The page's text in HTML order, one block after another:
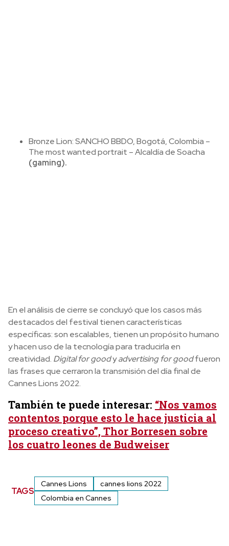
Bronze Lion: SANCHO BBDO, Bogotá, Colombia –
The most wanted portrait – Alcaldía de Soacha
(gaming).
En el análisis de cierre se concluyó que los casos más
destacados del festival tienen características
específicas: son escalables, tienen un propósito humano
y hacen uso de la tecnología para traducirla en
creatividad. Digital for goodyadvertising for goodfueron
las frases que cerraron la transmisión del día final de
Cannes Lions 2022.
También te puede interesar: “Nos vamos
contentos porque esto le hace justicia al
proceso creativo”, Thor Borresen sobre
los cuatro leones de Budweiser
TAGS
Cannes Lions
cannes lions 2022
Colombia en Cannes